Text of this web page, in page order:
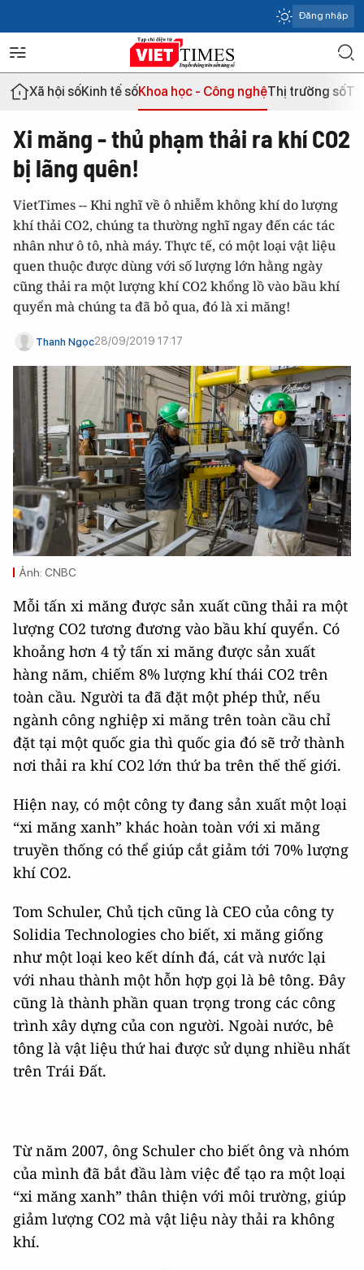
Đăng nhập
Xã hội sốKinh tế sốKhoa học - Công nghệThị trường số
Xi măng - thủ phạm thải ra khí CO2
bị lãng quên!
VietTimes -- Khi nghĩ về ô nhiễm không khí do lượng
khí thải CO2, chúng ta thường nghĩ ngay đến các tác
nhân như ô tô, nhà máy. Thực tế, có một loại vật liệu
quen thuộc được dùng với số lượng lớn hằng ngày
cũng thải ra một lượng khí CO2 khổng lồ vào bầu khí
quyển mà chúng ta đã bỏ qua, đó là xi măng!
Thanh Ngọc28/09/2019 17:17
Ảnh: CNBC
Mỗi tấn xi măng được sản xuất cũng thải ra một
lượng CO2 tương đương vào bầu khí quyển. Có
khoảng hơn 4 tỷ tấn xi măng được sản xuất
hàng năm, chiếm 8% lượng khí thái CO2 trên
toàn cầu. Người ta đã đặt một phép thử, nếu
ngành công nghiệp xi măng trên toàn cầu chỉ
đặt tại một quốc gia thì quốc gia đó sẽ trở thành
nơi thải ra khí CO2 lớn thứ ba trên thế thế giới.
Hiện nay, có một công ty đang sản xuất một loại
“xi măng xanh” khác hoàn toàn với xi măng
truyền thống có thể giúp cắt giảm tới 70% lượng
khí CO2.
Tom Schuler, Chủ tịch cũng là CEO của công ty
Solidia Technologies cho biết, xi măng giống
như một loại keo kết dính đá, cát và nước lại
với nhau thành một hỗn hợp gọi là bê tông. Đây
cũng là thành phần quan trọng trong các công
trình xây dựng của con người. Ngoài nước, bê
tông là vật liệu thứ hai được sử dụng nhiều nhất
trên Trái Đất.
Từ năm 2007, ông Schuler cho biết ông và nhóm
của mình đã bắt đầu làm việc để tạo ra một loại
“xi măng xanh” thân thiện với môi trường, giúp
giảm lượng CO2 mà vật liệu này thải ra không
khí.